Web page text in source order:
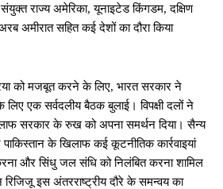
राज्य अमेरिका, यूनाइटेड किंगडम, दक्षिण
अमीरात सहित कई देशों का दौरा किया
को मजबूत करने के लिए, भारत सरकार ने
लिए एक सर्वदलीय बैठक बुलाई। विपक्षी दलों ने
सरकार के रुख को अपना समर्थन दिया। सैन्य
के खिलाफ कई कूटनीतिक कार्रवाइयां
और सिंधु जल संधि को निलंबित करना शामिल
रिजिजू इस अंतरराष्ट्रीय दौरे के समन्वय का